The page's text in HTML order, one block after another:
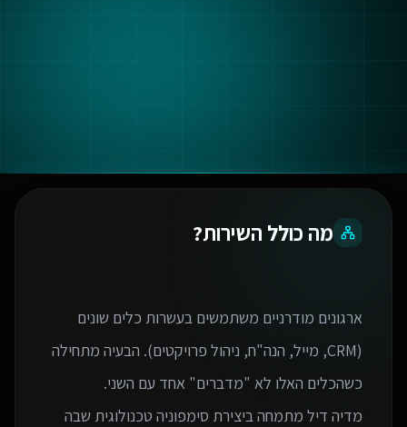
מה כולל השירות?
ארגונים מודרניים משתמשים בעשרות כלים שונים
(CRM, מייל, הנה"ח, ניהול פרויקטים). הבעיה מתחילה
מדיה דיל מתמחה ביצירת סימפוניה טכנולוגית שבה